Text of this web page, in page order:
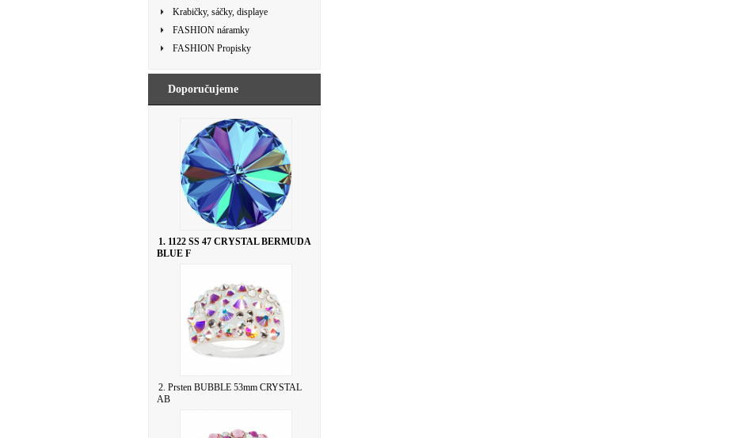
Krabičky, sáčky, displaye
FASHION náramky
FASHION Propisky
Doporučujeme
1. 1122 SS 47 CRYSTAL BERMUDA
BLUE F
2. Prsten BUBBLE 53mm CRYSTAL
AB